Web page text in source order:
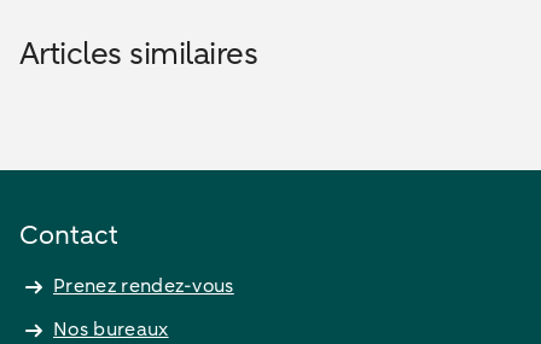
Articles similaires
Contact
Prenez rendez-vous
Nos bureaux